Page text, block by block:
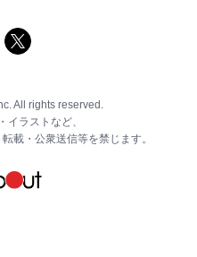
All rights reserved.
イラストなど、
載・公衆送信等を禁じます。